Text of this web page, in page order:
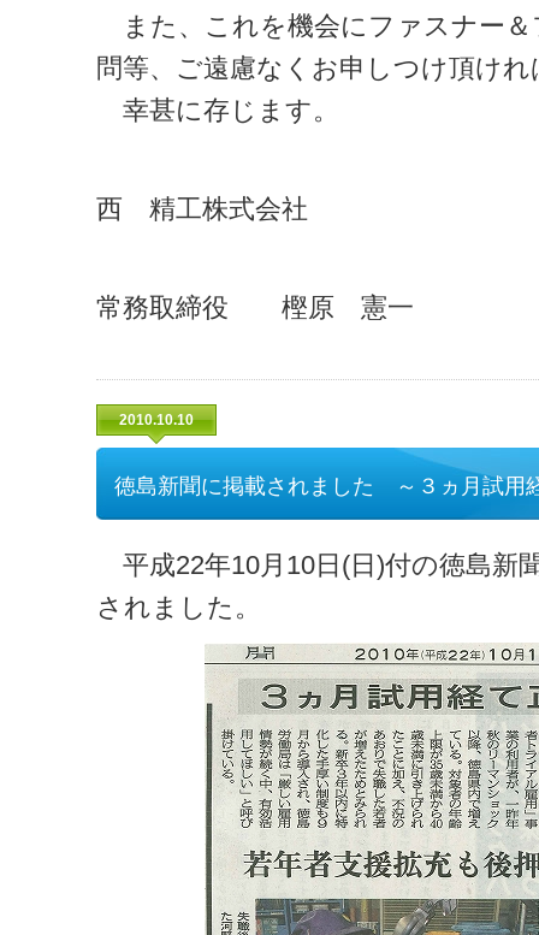
また、これを機会にファスナー
問等、ご遠慮なくお申しつけ頂けれ
幸甚に存じます。
西 精工株式会社
常務取締役 樫原 憲一
2010.10.10
徳島新聞に掲載されました ～３ヵ月試用
平成22年10月10日(日)付の徳島新
されました。